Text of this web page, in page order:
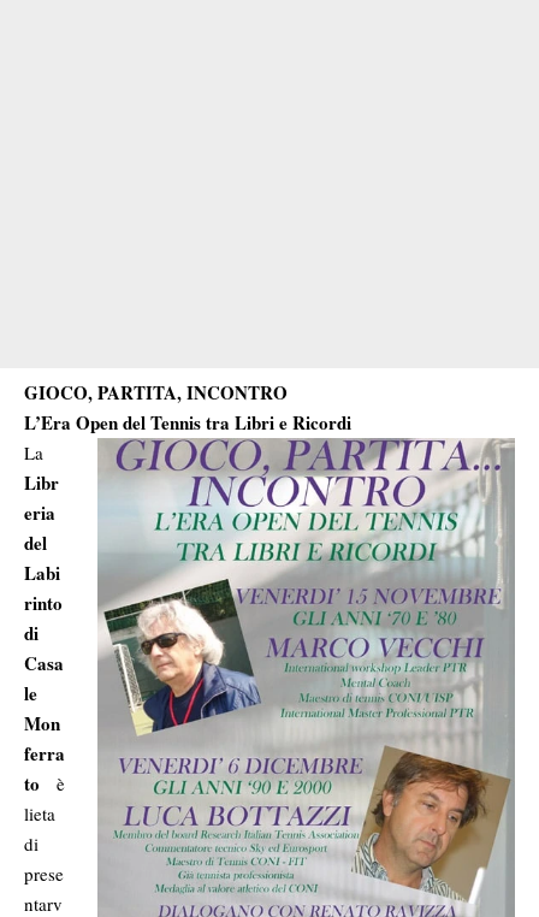
GIOCO, PARTITA, INCONTRO
L’Era Open del Tennis tra Libri e Ricordi
La
Libr
eria
del
Labi
rinto
di
Casa
le
Mon
ferra
to è
lieta
di
prese
ntarv